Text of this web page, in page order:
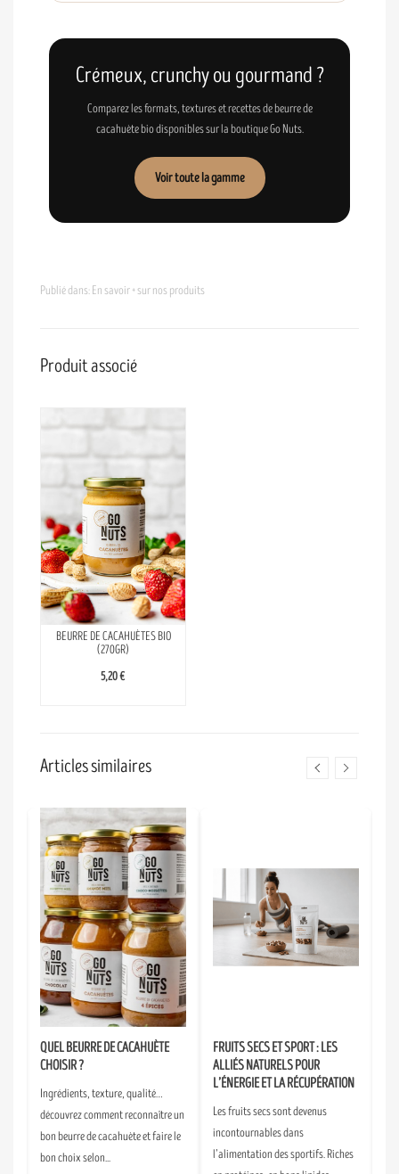
Crémeux, crunchy ou gourmand ?
Comparez les formats, textures et recettes de beurre de
cacahuète bio disponibles sur la boutique Go Nuts.
Voir toute la gamme
Publié dans:En savoir + sur nos produits
Produit associé
BEURRE DE CACAHUÈTES BIO
(270GR)
5,20 €
Articles similaires
QUEL BEURRE DE CACAHUÈTE
CHOISIR ?
Ingrédients, texture, qualité…
découvrez comment reconnaître un
bon beurre de cacahuète et faire le
bon choix selon...
FRUITS SECS ET SPORT : LES
ALLIÉS NATURELS POUR
L’ÉNERGIE ET LA RÉCUPÉRATION
Les fruits secs sont devenus
incontournables dans
l’alimentation des sportifs. Riches